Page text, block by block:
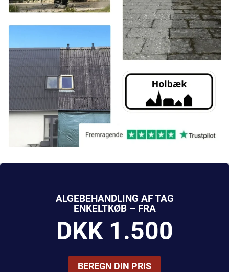
ALGEBEHANDLING AF TAG
ENKELTKØB – FRA
DKK 1.500
BEREGN DIN PRIS